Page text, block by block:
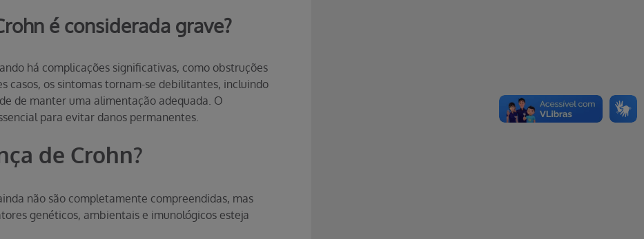
é considerada grave?
há complicações significativas, como obstruções
casos, os sintomas tornam-se debilitantes, incluindo
de manter uma alimentação adequada. O
para evitar danos permanentes.
de Crohn?
não são completamente compreendidas, mas
genéticos, ambientais e imunológicos esteja